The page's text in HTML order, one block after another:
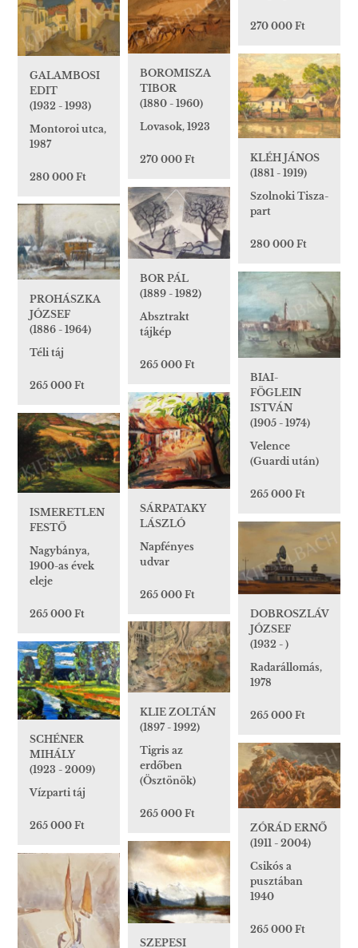
270 000 Ft
BOROMISZA
TIBOR
(1880 - 1960)
Lovasok, 1923
270 000 Ft
GALAMBOSI
EDIT
(1932 - 1993)
Montoroi utca,
1987
280 000 Ft
KLÉH JÁNOS
(1881 - 1919)
Szolnoki Tisza-
part
280 000 Ft
BOR PÁL
(1889 - 1982)
Absztrakt
tájkép
265 000 Ft
PROHÁSZKA
JÓZSEF
(1886 - 1964)
Téli táj
265 000 Ft
BIAI-
FÖGLEIN
ISTVÁN
(1905 - 1974)
Velence
(Guardi után)
265 000 Ft
SÁRPATAKY
LÁSZLÓ
Napfényes
udvar
265 000 Ft
ISMERETLEN
FESTŐ
Nagybánya,
1900-as évek
eleje
265 000 Ft
DOBROSZLÁV
JÓZSEF
(1932 - )
Radarállomás,
1978
265 000 Ft
KLIE ZOLTÁN
(1897 - 1992)
Tigris az
erdőben
(Ösztönök)
265 000 Ft
SCHÉNER
MIHÁLY
(1923 - 2009)
Vízparti táj
265 000 Ft
ZÓRÁD ERNŐ
(1911 - 2004)
Csikós a
pusztában
1940
265 000 Ft
SZEPESI